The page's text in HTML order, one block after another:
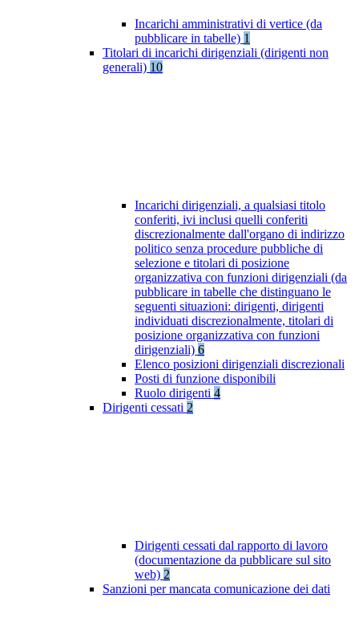
Incarichi amministrativi di vertice (da
pubblicare in tabelle) 1
Titolari di incarichi dirigenziali (dirigenti non
generali) 10
Incarichi dirigenziali, a qualsiasi titolo
conferiti, ivi inclusi quelli conferiti
discrezionalmente dall'organo di indirizzo
politico senza procedure pubbliche di
selezione e titolari di posizione
organizzativa con funzioni dirigenziali (da
pubblicare in tabelle che distinguano le
seguenti situazioni: dirigenti, dirigenti
individuati discrezionalmente, titolari di
posizione organizzativa con funzioni
dirigenziali) 6
Elenco posizioni dirigenziali discrezionali
Posti di funzione disponibili
Ruolo dirigenti 4
Dirigenti cessati 2
Dirigenti cessati dal rapporto di lavoro
(documentazione da pubblicare sul sito
web) 2
Sanzioni per mancata comunicazione dei dati